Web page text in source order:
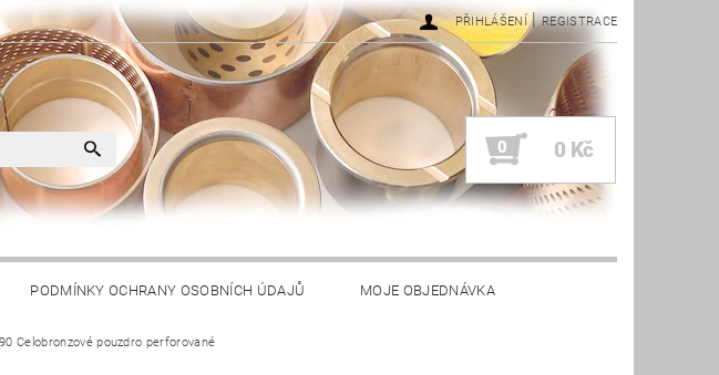
PŘIHLÁŠENÍ | REGISTRACE
0 0 Kč
PODMÍNKY OCHRANY OSOBNÍCH ÚDAJŮ MOJE OBJEDNÁVKA
Celobronzové pouzdro perforované